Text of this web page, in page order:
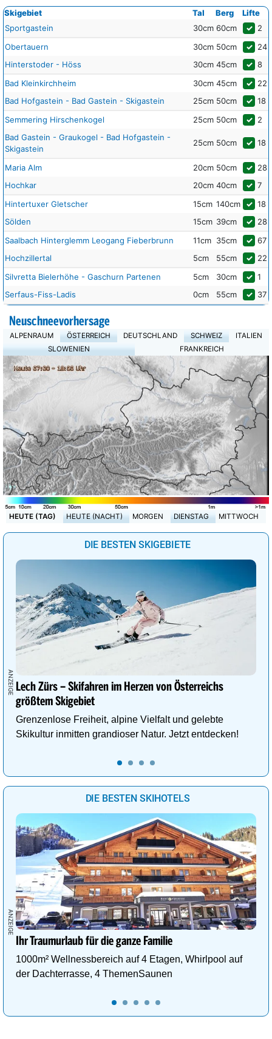
Skigebiet Tal Berg
Lifte
Sportgastein
30cm 60cm ✓ 2
Obertauern
30cm 50cm ✓ 24
Hinterstoder - Höss
30cm 45cm ✓ 8
Bad Kleinkirchheim
30cm 45cm ✓ 22
Bad Hofgastein - Bad Gastein - Skigastein
25cm 50cm ✓ 18
Semmering Hirschenkogel
25cm 50cm ✓ 2
Bad Gastein - Graukogel - Bad Hofgastein -
Skigastein
25cm 50cm ✓ 18
Maria Alm 20cm 50cm ✓ 28
Hochkar
20cm 40cm ✓ 7
Hintertuxer Gletscher
15cm 140cm ✓ 18
Sölden
15cm 39cm ✓ 28
Saalbach Hinterglemm Leogang Fieberbrunn
11cm 35cm ✓ 67
Hochzillertal
5cm 55cm ✓ 22
Silvretta Bielerhöhe - Gaschurn Partenen
5cm 30cm ✓ 1
Serfaus-Fiss-Ladis
0cm 55cm ✓ 37
Neuschneevorhersage
ALPENRAUM ÖSTERREICH DEUTSCHLAND SCHWEIZ
ITALIEN
SLOWENIEN
FRANKREICH
HEUTE (TAG) HEUTE (NACHT) MORGEN DIENSTAG MITTWOCH
DIE BESTEN SKIGEBIETE
Lech Zürs – Skifahren im Herzen von Österreichs
größtem Skigebiet
Grenzenlose Freiheit, alpine Vielfalt und gelebte
Skikultur inmitten grandioser Natur. Jetzt entdecken!
DIE BESTEN SKIHOTELS
Ihr Traumurlaub für die ganze Familie
1000m² Wellnessbereich auf 4 Etagen, Whirlpool auf
der Dachterrasse, 4 ThemenSaunen